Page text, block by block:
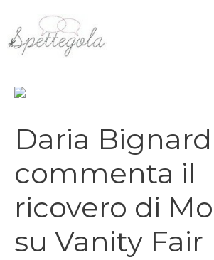
contenuto
Daria
commenta il
ricovero di
su Vanity Fair